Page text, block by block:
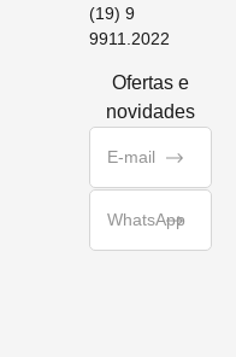
(19) 9
9911.2022
Ofertas e
novidades